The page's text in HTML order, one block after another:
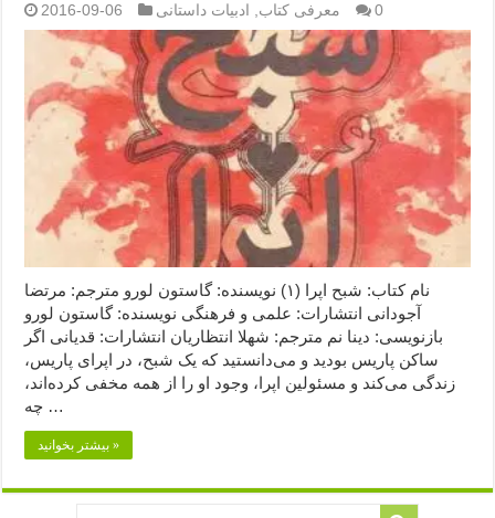
2016-09-06 معرفی کتاب, ادبیات داستانی 0
نام کتاب: شبح اپرا (۱) نویسنده: گاستون لورو مترجم: مرتضا
آجودانی انتشارات: علمی و فرهنگی نویسنده: گاستون لورو
بازنویسی: دینا نم مترجم: شهلا انتظاریان انتشارات: قدیانی اگر
ساکن پاریس بودید و می‌دانستید که یک شبح، در اپرای پاریس،
زندگی می‌کند و مسئولین اپرا، وجود او را از همه مخفی کرده‌اند،
چه …
بیشتر بخوانید »